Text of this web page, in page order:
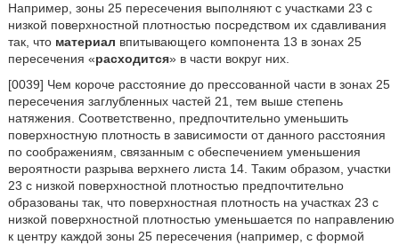
Например, зоны 25 пересечения выполняют с участками 23 с
низкой поверхностной плотностью посредством их сдавливания
так, что материал впитывающего компонента 13 в зонах 25
пересечения «расходится» в части вокруг них.
[0039] Чем короче расстояние до прессованной части в зонах 25
пересечения заглубленных частей 21, тем выше степень
натяжения. Соответственно, предпочтительно уменьшить
поверхностную плотность в зависимости от данного расстояния
по соображениям, связанным с обеспечением уменьшения
вероятности разрыва верхнего листа 14. Таким образом, участки
23 с низкой поверхностной плотностью предпочтительно
образованы так, что поверхностная плотность на участках 23 с
низкой поверхностной плотностью уменьшается по направлению
к центру каждой зоны 25 пересечения (например, с формой